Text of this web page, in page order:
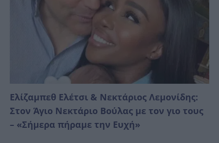
Ελίζαμπεθ Ελέτσι & Νεκτάριος Λεμονίδης:
Στον Άγιο Νεκτάριο Βούλας με τον γιο τους
– «Σήμερα πήραμε την Ευχή»